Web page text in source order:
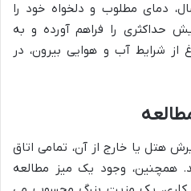
دمای مطلوب و دلخواه خود را
حداکثری را فراهم آورده و به
از شرایط آب و هوایی بیرون، در
هتل یا خارج از آن، تمامی اتاق
همچنین، وجود یک میز مطالعه